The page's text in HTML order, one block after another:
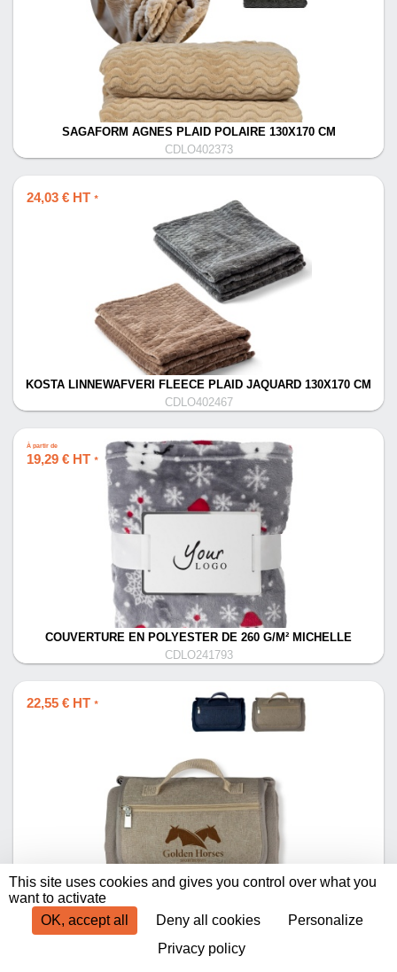
SAGAFORM AGNES PLAID POLAIRE 130X170 CM
CDLO402373
24,03 € HT *
KOSTA LINNEWAFVERI FLEECE PLAID JAQUARD 130X170 CM
CDLO402467
À partir de
19,29 € HT *
COUVERTURE EN POLYESTER DE 260 G/M² MICHELLE
CDLO241793
22,55 € HT *
PLAID TAPIS PIQUE-NIQUE 170X130CM
This site uses cookies and gives you control over what you
want to activate
OK, accept all
Deny all cookies
Personalize
Privacy policy